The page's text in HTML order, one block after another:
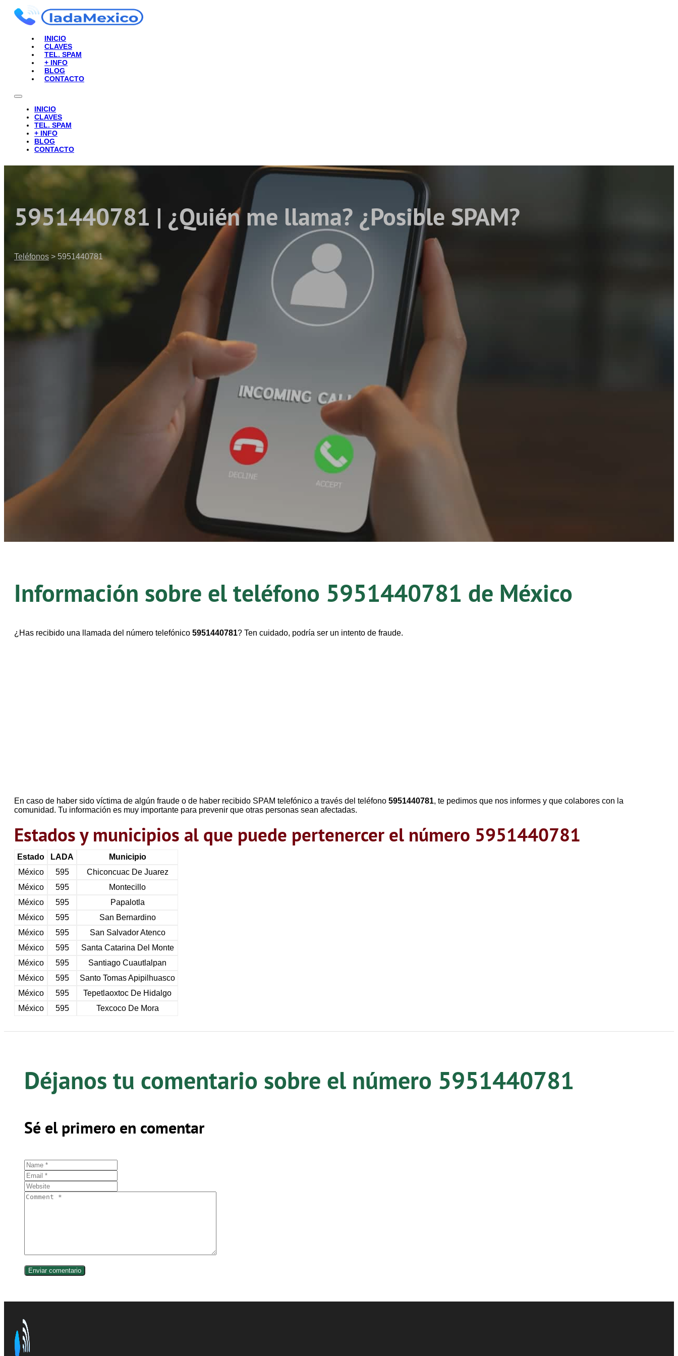
INICIO
CLAVES
TEL. SPAM
+ INFO
BLOG
CONTACTO
INICIO
CLAVES
TEL. SPAM
+ INFO
BLOG
CONTACTO
5951440781 | ¿Quién me llama? ¿Posible SPAM?
Teléfonos > 5951440781
Información sobre el teléfono 5951440781 de México
¿Has recibido una llamada del número telefónico 5951440781? Ten cuidado, podría ser un intento de fraude.
En caso de haber sido víctima de algún fraude o de haber recibido SPAM telefónico a través del teléfono 5951440781, te pedimos que nos informes y que colabores con la
comunidad. Tu información es muy importante para prevenir que otras personas sean afectadas.
Estados y municipios al que puede pertenercer el número 5951440781
Estado LADA
Municipio
México
595
Chiconcuac De Juarez
México
595
Montecillo
México
595
Papalotla
México
595
San Bernardino
México
595
San Salvador Atenco
México
595
Santa Catarina Del Monte
México
595
Santiago Cuautlalpan
México
595
Santo Tomas Apipilhuasco
México
595
Tepetlaoxtoc De Hidalgo
México
595 Texcoco De Mora
Déjanos tu comentario sobre el número 5951440781
Sé el primero en comentar